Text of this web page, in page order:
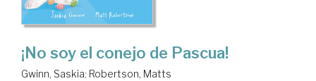
¡No soy el conejo de Pascua!
Gwinn, Saskia; Robertson, Matts